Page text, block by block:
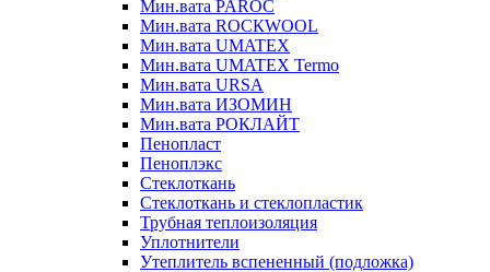
Мин.вата PAROC
Мин.вата ROCКWOOL
Мин.вата UMATEX
Мин.вата UMATEX Termo
Мин.вата URSA
Мин.вата ИЗОМИН
Мин.вата РОКЛАЙТ
Пенопласт
Пеноплэкс
Стеклоткань
Стеклоткань и стеклопластик
Трубная теплоизоляция
Уплотнители
Утеплитель вспененный (подложка)